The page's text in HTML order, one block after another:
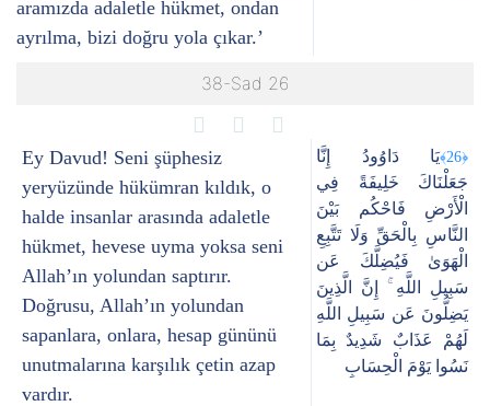
aramızda adaletle hükmet, ondan
ayrılma, bizi doğru yola çıkar.’
38-Sad 26
Ey Davud! Seni şüphesiz
yeryüzünde hükümran kıldık, o
halde insanlar arasında adaletle
hükmet, hevese uyma yoksa seni
Allah’ın yolundan saptırır.
Doğrusu, Allah’ın yolundan
sapanlara, onlara, hesap gününü
unutmalarına karşılık çetin azap
vardır.
﴿26﴾
يَا دَاوُودُ إِنَّا
جَعَلْنَاكَ خَلِيفَةً فِي
الْأَرْضِ فَاحْكُم بَيْنَ
النَّاسِ بِالْحَقِّ وَلَا تَتَّبِعِ
الْهَوَىٰ فَيُضِلَّكَ عَن
سَبِيلِ اللَّهِ ۚ إِنَّ الَّذِينَ
يَضِلُّونَ عَن سَبِيلِ اللَّهِ
لَهُمْ عَذَابٌ شَدِيدٌ بِمَا
نَسُوا يَوْمَ الْحِسَابِ